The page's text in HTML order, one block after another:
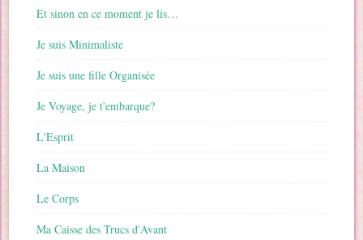
Et sinon en ce moment je lis…
Je suis Minimaliste
Je suis une fille Organisée
Je Voyage, je t'embarque?
L'Esprit
La Maison
Le Corps
Ma Caisse des Trucs d'Avant